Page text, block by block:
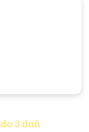
do 3 dnů